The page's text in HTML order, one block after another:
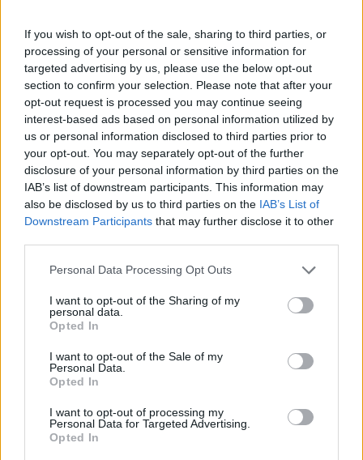
If you wish to opt-out of the sale, sharing to third parties, or
processing of your personal or sensitive information for
targeted advertising by us, please use the below opt-out
section to confirm your selection. Please note that after your
opt-out request is processed you may continue seeing
interest-based ads based on personal information utilized by
us or personal information disclosed to third parties prior to
your opt-out. You may separately opt-out of the further
disclosure of your personal information by third parties on the
IAB’s list of downstream participants. This information may
also be disclosed by us to third parties on the IAB’s List of
Downstream Participants that may further disclose it to other
Personal Data Processing Opt Outs
I want to opt-out of the Sharing of my
personal data.
Opted In
I want to opt-out of the Sale of my
Personal Data.
Opted In
I want to opt-out of processing my
Personal Data for Targeted Advertising.
Opted In
ΑΓΟΡΈΣ
Ο χρυσός το απόλυτο ασφαλές
καταφύγιο -Τα «μυστικά» της
επένδυσης στο «κίτρινο
μέταλλο»
13:32, 14 Σεπτεμβρίου 2025
Crypto, ΗΠΑ: Η Γερουσία βάζει
"φρένο" στο tokenization
ΑΓΟΡΈΣ
ανάλυση)
ΟΙΚΟΝΟΜΊΑ